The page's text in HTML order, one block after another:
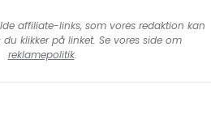
affiliate-links, som vores redaktion kan
klikker på linket. Se vores side om
reklamepolitik.